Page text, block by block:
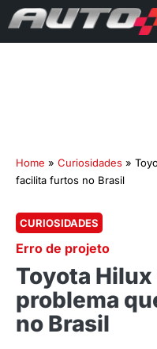
Home » Curiosidades »
facilita furtos no Brasil
CURIOSIDADES
Erro de projeto
Toyota
problema
no Brasil